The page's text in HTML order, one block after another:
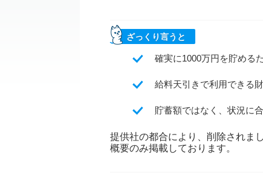
ざっくり言うと
確実に1000万円を貯める
給料天引きで利用できる
貯蓄額ではなく、状況に
提供社の都合により、削除されまし
概要のみ掲載しております。